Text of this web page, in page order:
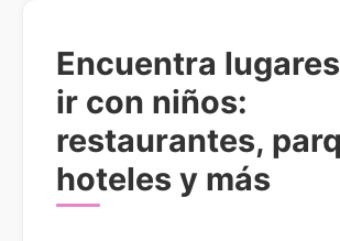
Encuentra
ir con niños:
restaurantes,
hoteles y más